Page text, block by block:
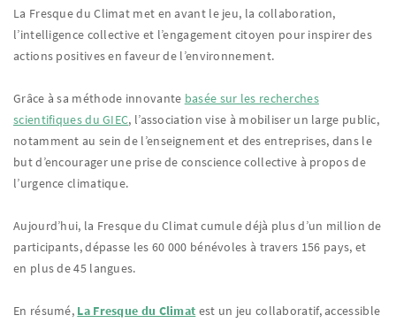
La Fresque du Climat met en avant le jeu, la collaboration,
l’intelligence collective et l’engagement citoyen pour inspirer des
actions positives en faveur de l’environnement.
Grâce à sa méthode innovante basée sur les recherches
scientifiques du GIEC, l’association vise à mobiliser un large public,
notamment au sein de l’enseignement et des entreprises, dans le
but d’encourager une prise de conscience collective à propos de
l’urgence climatique.
Aujourd’hui, la Fresque du Climat cumule déjà plus d’un million de
participants, dépasse les 60 000 bénévoles à travers 156 pays, et
en plus de 45 langues.
En résumé, La Fresque du Climat est un jeu collaboratif, accessible